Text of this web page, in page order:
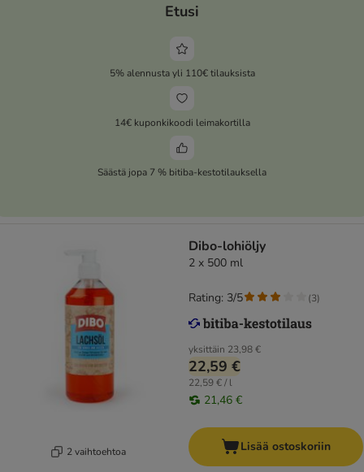
Etusi
5% alennusta yli 110€ tilauksista
14€ kuponkikoodi leimakortilla
Säästä jopa 7 % bitiba-kestotilauksella
2 vaihtoehtoa
Dibo-lohiöljy
2 x 500 ml
yksittäin 23,98 €
22,59 €
22,59 € / l
21,46 €
Rating: 3/5 (3)
Lisää ostoskoriin